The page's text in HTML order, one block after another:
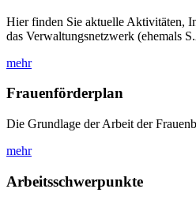
Hier finden Sie aktuelle Aktivitäten,
das Verwaltungsnetzwerk (ehemals
mehr
Frauenförderplan
Die Grundlage der Arbeit der
mehr
Arbeitsschwerpunkte